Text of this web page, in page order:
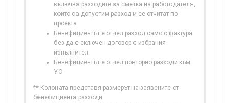
включва разходите за сметка на работодателя,
които са допустим разход и се отчитат по
проекта
Бенефициентът е отчел разход само с фактура
без да е сключен договор с избрания
изпълнител
Бенефициентът е отчел повторно разходи към
УО
** Колоната представя размерът на заявените от
бенефициента разходи